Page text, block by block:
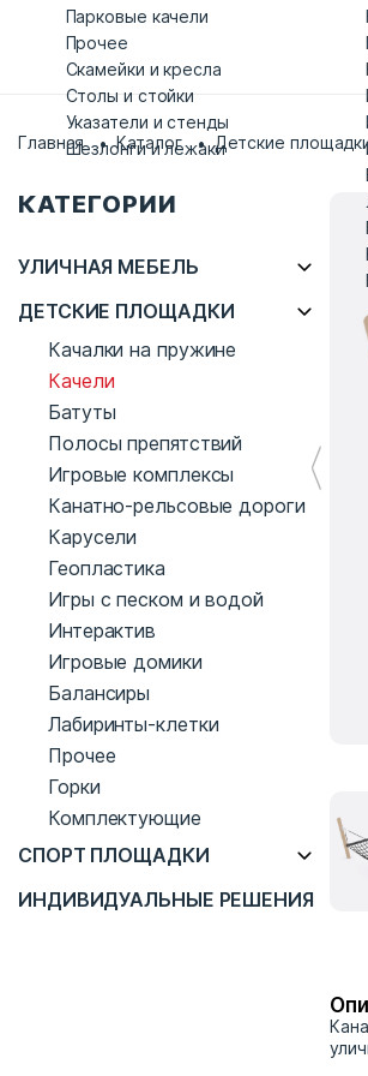
Парковые качели
Прочее
Скамейки и кресла
Столы и стойки
Указатели и стенды
Шезлонги и лежаки
Главная Каталог Детские
КАТЕГОРИИ
УЛИЧНАЯ МЕБЕЛЬ
ДЕТСКИЕ ПЛОЩАДКИ
Качалки на пружине
Качели
Батуты
Полосы препятствий
Игровые комплексы
Канатно-рельсовые дороги
Карусели
Геопластика
Игры с песком и водой
Интерактив
Игровые домики
Балансиры
Лабиринты-клетки
Прочее
Горки
Комплектующие
СПОРТ ПЛОЩАДКИ
ИНДИВИДУАЛЬНЫЕ РЕШЕНИЯ